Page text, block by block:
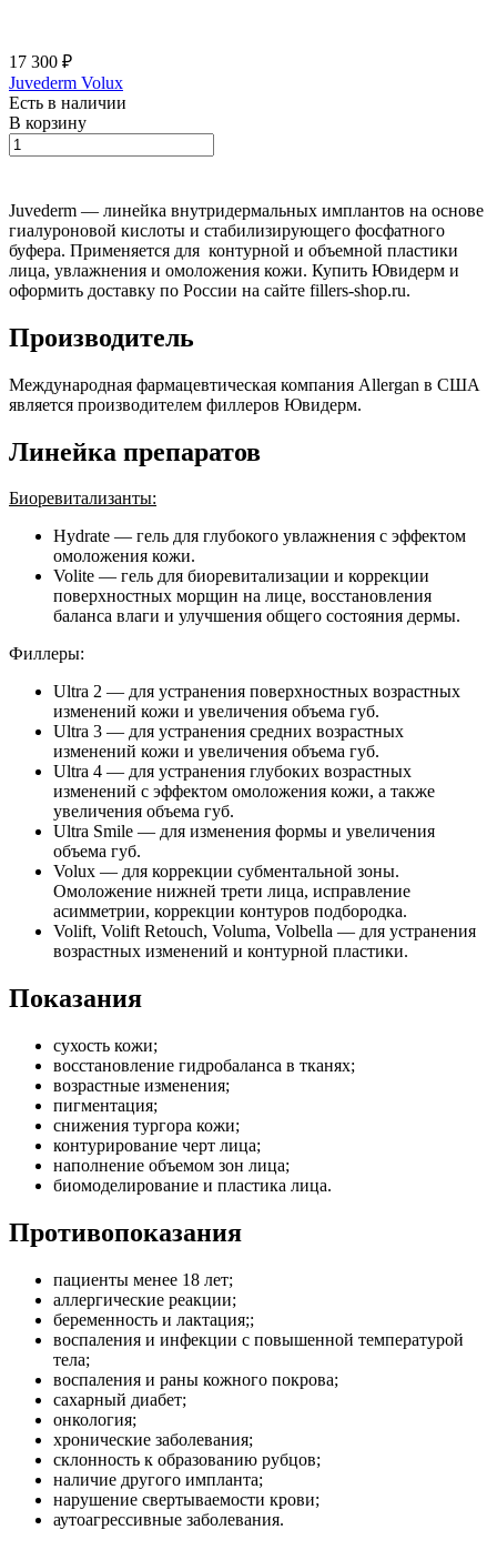
17 300 ₽
Juvederm Volux
Есть в наличии
В корзину
Juvederm — линейка внутридермальных имплантов на основе
гиалуроновой кислоты и стабилизирующего фосфатного
буфера. Применяется для контурной и объемной пластики
лица, увлажнения и омоложения кожи. Купить Ювидерм и
оформить доставку по России на сайте fillers-shop.ru.
Производитель
Международная фармацевтическая компания Allergan в США
является производителем филлеров Ювидерм.
Линейка препаратов
Биоревитализанты:
Hydrate — гель для глубокого увлажнения с эффектом
омоложения кожи.
Volite — гель для биоревитализации и коррекции
поверхностных морщин на лице, восстановления
баланса влаги и улучшения общего состояния дермы.
Филлеры:
Ultra 2 — для устранения поверхностных возрастных
изменений кожи и увеличения объема губ.
Ultra 3 — для устранения средних возрастных
изменений кожи и увеличения объема губ.
Ultra 4 — для устранения глубоких возрастных
изменений с эффектом омоложения кожи, а также
увеличения объема губ.
Ultra Smile — для изменения формы и увеличения
объема губ.
Volux — для коррекции субментальной зоны.
Омоложение нижней трети лица, исправление
асимметрии, коррекции контуров подбородка.
Volift, Volift Retouch, Voluma, Volbella — для устранения
возрастных изменений и контурной пластики.
Показания
сухость кожи;
восстановление гидробаланса в тканях;
возрастные изменения;
пигментация;
снижения тургора кожи;
контурирование черт лица;
наполнение объемом зон лица;
биомоделирование и пластика лица.
Противопоказания
пациенты менее 18 лет;
аллергические реакции;
беременность и лактация;;
воспаления и инфекции с повышенной температурой
тела;
воспаления и раны кожного покрова;
сахарный диабет;
онкология;
хронические заболевания;
склонность к образованию рубцов;
наличие другого импланта;
нарушение свертываемости крови;
аутоагрессивные заболевания.